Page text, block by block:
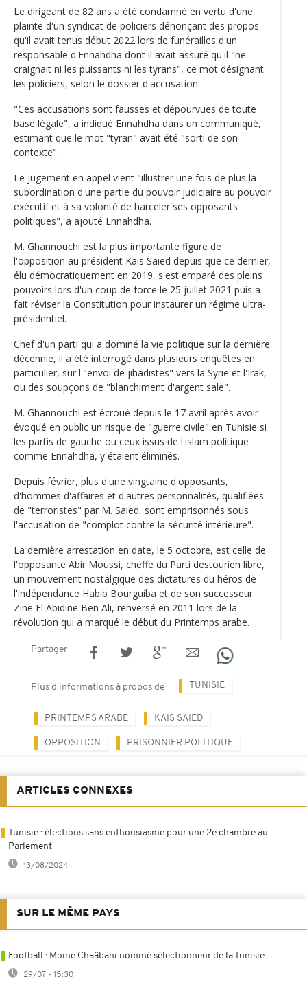
Le dirigeant de 82 ans a été condamné en vertu d'une
plainte d'un syndicat de policiers dénonçant des propos
qu'il avait tenus début 2022 lors de funérailles d'un
responsable d'Ennahdha dont il avait assuré qu'il "ne
craignait ni les puissants ni les tyrans", ce mot désignant
les policiers, selon le dossier d'accusation.
"Ces accusations sont fausses et dépourvues de toute
base légale", a indiqué Ennahdha dans un communiqué,
estimant que le mot "tyran" avait été "sorti de son
contexte".
Le jugement en appel vient "illustrer une fois de plus la
subordination d'une partie du pouvoir judiciaire au pouvoir
exécutif et à sa volonté de harceler ses opposants
politiques", a ajouté Ennahdha.
M. Ghannouchi est la plus importante figure de
l'opposition au président Kais Saied depuis que ce dernier,
élu démocratiquement en 2019, s'est emparé des pleins
pouvoirs lors d'un coup de force le 25 juillet 2021 puis a
fait réviser la Constitution pour instaurer un régime ultra-
présidentiel.
Chef d'un parti qui a dominé la vie politique sur la dernière
décennie, il a été interrogé dans plusieurs enquêtes en
particulier, sur l'"envoi de jihadistes" vers la Syrie et l'Irak,
ou des soupçons de "blanchiment d'argent sale".
M. Ghannouchi est écroué depuis le 17 avril après avoir
évoqué en public un risque de "guerre civile" en Tunisie si
les partis de gauche ou ceux issus de l'islam politique
comme Ennahdha, y étaient éliminés.
Depuis février, plus d'une vingtaine d'opposants,
d'hommes d'affaires et d'autres personnalités, qualifiées
de "terroristes" par M. Saied, sont emprisonnés sous
l'accusation de "complot contre la sécurité intérieure".
La dernière arrestation en date, le 5 octobre, est celle de
l'opposante Abir Moussi, cheffe du Parti destourien libre,
un mouvement nostalgique des dictatures du héros de
l'indépendance Habib Bourguiba et de son successeur
Zine El Abidine Ben Ali, renversé en 2011 lors de la
révolution qui a marqué le début du Printemps arabe.
Partager
Plus d'informations à propos de TUNISIE
PRINTEMPS ARABE KAIS SAIED
OPPOSITION PRISONNIER POLITIQUE
ARTICLES CONNEXES
Tunisie : élections sans enthousiasme pour une 2e chambre au
Parlement
13/08/2024
SUR LE MÊME PAYS
Football : Moïne Chaâbani nommé sélectionneur de la Tunisie
29/07 - 15:30